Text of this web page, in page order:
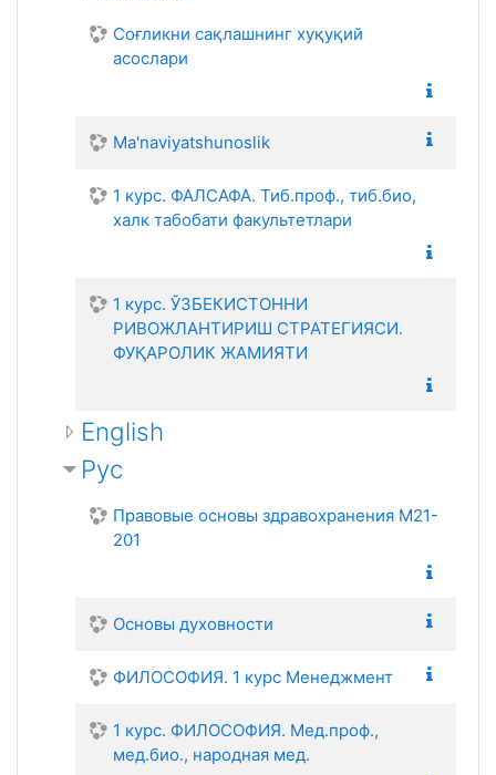
Соғликни сақлашнинг хуқуқий
асослари
Ma'naviyatshunoslik
1 курс. ФАЛСАФА. Тиб.проф., тиб.био,
халк табобати факультетлари
1 курс. ЎЗБЕКИСТОННИ
РИВОЖЛАНТИРИШ СТРАТЕГИЯСИ.
ФУҚАРОЛИК ЖАМИЯТИ
English
Рус
Правовые основы здравохранения М21-
201
Основы духовности
ФИЛОСОФИЯ. 1 курс Менеджмент
1 курс. ФИЛОСОФИЯ. Мед.проф.,
мед.био., народная мед.